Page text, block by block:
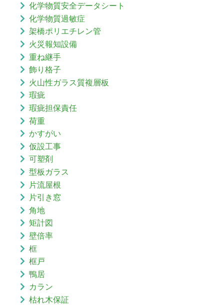
化学物質安全データシート
化学物質過敏症
架橋ポリエチレン管
火災報知設備
重ね継手
飾り格子
火山性ガラス質複層板
瑕疵
瑕疵担保責任
荷重
かすがい
仮設工事
可塑剤
型板ガラス
片流屋根
片引き窓
角地
矩計図
壁倍率
框
框戸
鴨居
カラン
枯れ木保証